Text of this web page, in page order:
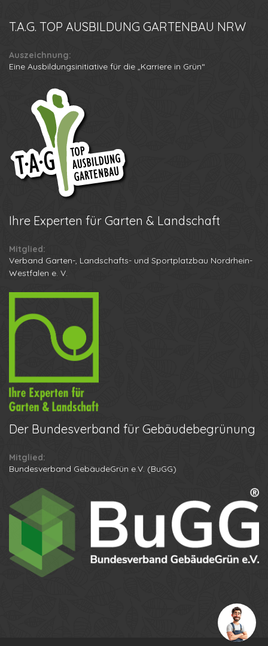
T.A.G. TOP AUSBILDUNG GARTENBAU NRW
Auszeichnung:
Eine Ausbildungsinitiative für die „Karriere in Grün“
Ihre Experten für Garten & Landschaft
Mitglied:
Verband Garten-, Landschafts- und Sportplatzbau Nordrhein-
Westfalen e. V.
Der Bundesverband für Gebäudebegrünung
Mitglied:
Bundesverband GebäudeGrün e.V. (BuGG)
Datenschutzbestimmungen Anton